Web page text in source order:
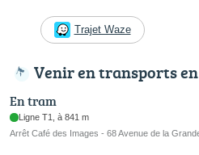
Trajet Waze
Venir en transports
En tram
Ligne T1, à 841 m
Arrêt Café des Images - 68 Avenue de la